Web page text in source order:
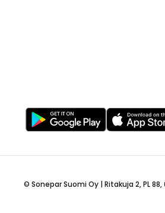
© Sonepar Suomi Oy | Ritakuja 2, PL 88,